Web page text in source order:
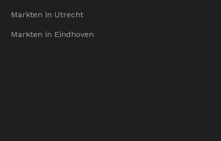
Markten in Utrecht
Markten in Eindhoven